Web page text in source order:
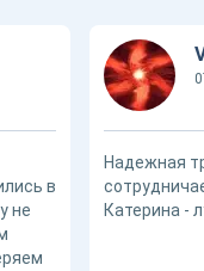
в
не
Надежная
Катерина -